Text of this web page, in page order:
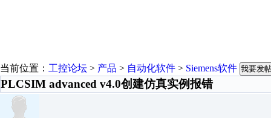
当前位置： 工控论坛 > 产品 > 自动化软件 > Siemens软件 我要发
PLCSIM advanced v4.0创建仿真实例报错